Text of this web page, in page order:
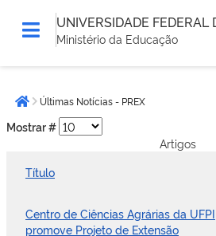
UNIVERSIDADE FEDERAL
Ministério da Educação
estáPágina inicial
Últimas Notícias - PREX
Mostrar #
Artigos
Título
Centro de Ciências Agrárias da UFPI
promove Projeto de Extensão